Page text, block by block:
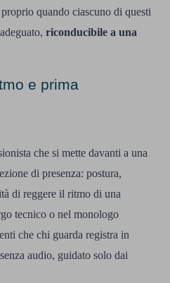
quando ciascuno di questi
riconducibile a una
e prima
che si mette davanti a una
di presenza: postura,
di reggere il ritmo di una
tecnico o nel monologo
che chi guarda registra in
audio, guidato solo dai